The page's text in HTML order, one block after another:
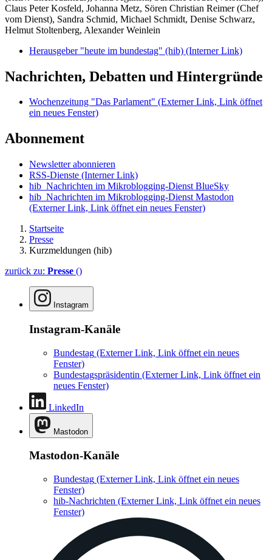
Claus Peter Kosfeld, Johanna Metz, Sören Christian Reimer (Chef
vom Dienst), Sandra Schmid, Michael Schmidt, Denise Schwarz,
Helmut Stoltenberg, Alexander Weinlein
Herausgeber "heute im bundestag" (hib) (Interner Link)
Nachrichten, Debatten und Hintergründe
Wochenzeitung "Das Parlament" (Externer Link, Link öffnet
ein neues Fenster)
Abonnement
Newsletter abonnieren
RSS-Dienste (Interner Link)
hib_Nachrichten im Mikroblogging-Dienst BlueSky
hib_Nachrichten im Mikroblogging-Dienst Mastodon
(Externer Link, Link öffnet ein neues Fenster)
Startseite
Presse
Kurzmeldungen (hib)
zurück zu: Presse ()
Instagram
Instagram-Kanäle
Bundestag (Externer Link, Link öffnet ein neues
Fenster)
Bundestagspräsidentin (Externer Link, Link öffnet ein
neues Fenster)
LinkedIn
Mastodon
Mastodon-Kanäle
Bundestag (Externer Link, Link öffnet ein neues
Fenster)
hib-Nachrichten (Externer Link, Link öffnet ein neues
Fenster)